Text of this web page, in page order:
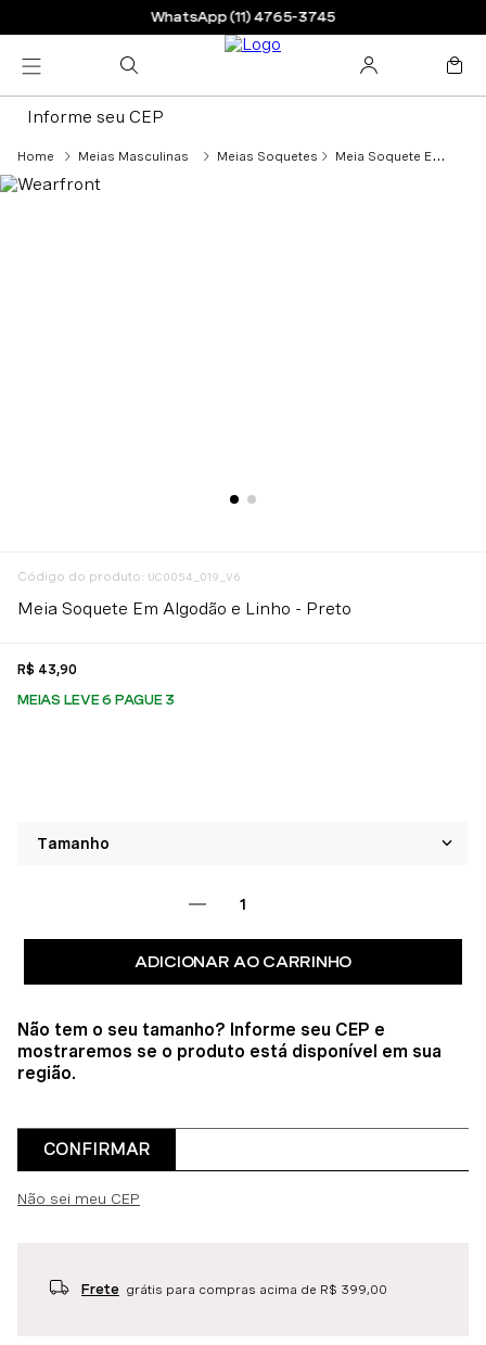
WhatsApp (11) 4765-3745
Informe seu CEP
Meias Masculinas Meias Soquetes Meia Soquete Em Algodão e Linho - Preto
: UC0054_019_V6
Meia Soquete Em Algodão e Linho - Preto
R$ 43,90
MEIAS LEVE 6 PAGUE 3
ADICIONAR AO CARRINHO
Não tem o seu tamanho? Informe seu CEP e
mostraremos se o produto está disponível em sua
região.
CONFIRMAR
Não sei meu CEP
Frete grátis para compras acima de R$ 399,00